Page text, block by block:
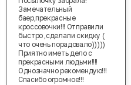
Замечательный
баер,прекрасные
кроссовочки!!! Отправили
быстро ,сделали скидку (
что очень порадовало)))))
Приятно иметь дело с
прекрасными людьми!!!!
Однозначно рекомендую!!!
Спасибо огромное!!!